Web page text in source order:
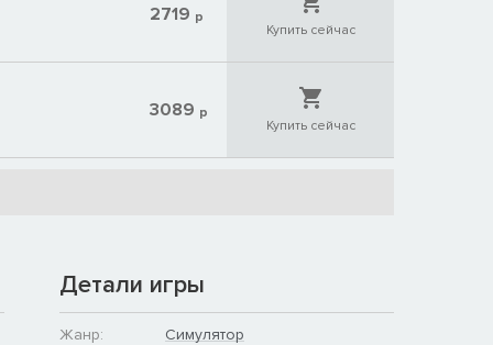
2719 р
Купить сейчас
3089 р
Купить сейчас
Детали игры
Жанр:
Симулятор